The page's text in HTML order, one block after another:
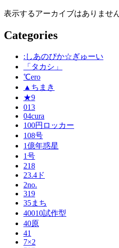
表示するアーカイブはありません
Categories
:しあのぴか☆ぎゅーい
「タカシ」
℃ero
▲ちまき
★9
013
04cura
100円ロッカー
108号
1億年惑星
1号
218
23.4ド
2no.
319
35まち
40010試作型
40原
41
7×2